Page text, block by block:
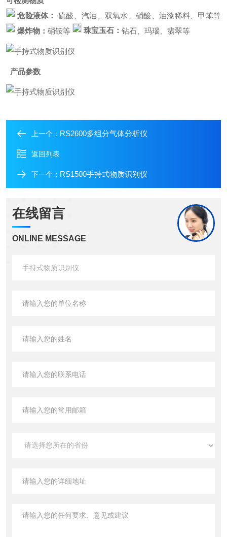
危险液体：
硫酸、汽油、双氧水、硝酸、油漆稀料、甲苯等
爆炸物： 硝铵等 珠宝玉石： 钻石、玛瑙、翡翠等
产品参数
上一个： RS2600多组分气体分析仪
返回列表
下一个： RS1500手持式物质识别仪
在线留言
ONLINE MESSAGE